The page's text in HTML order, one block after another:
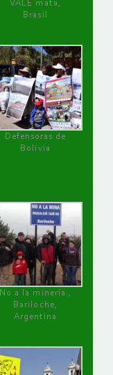
VALE mata,
Brasil
Defensoras de
Bolivia
No a la minería ,
Bariloche,
Argentina